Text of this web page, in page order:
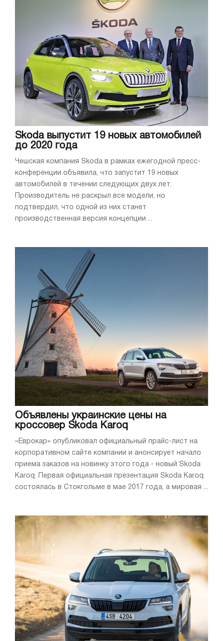
Skoda выпустит 19 новых автомобилей
до 2020 года
Чешская компания Skoda в рамках ежегодной пресс-
конференции объявила, что запустит 19 новых
автомобилей в течении следующих двух лет.
Производитель не раскрыл все модели, но
подтвердил, что одной из них станет
производственная версия концепции ...
Объявлены украинские цены на
кроссовер Skoda Karoq
«Еврокар» опубликовал официальный прайс-лист на
корпоративном сайте компании и анонсирует начало
приема заказов на новинку этого года - новый Skoda
Karoq. Первая официальная презентация Skoda Karoq
состоялась в Стокгольме в мае 2017 года, а мировая ...